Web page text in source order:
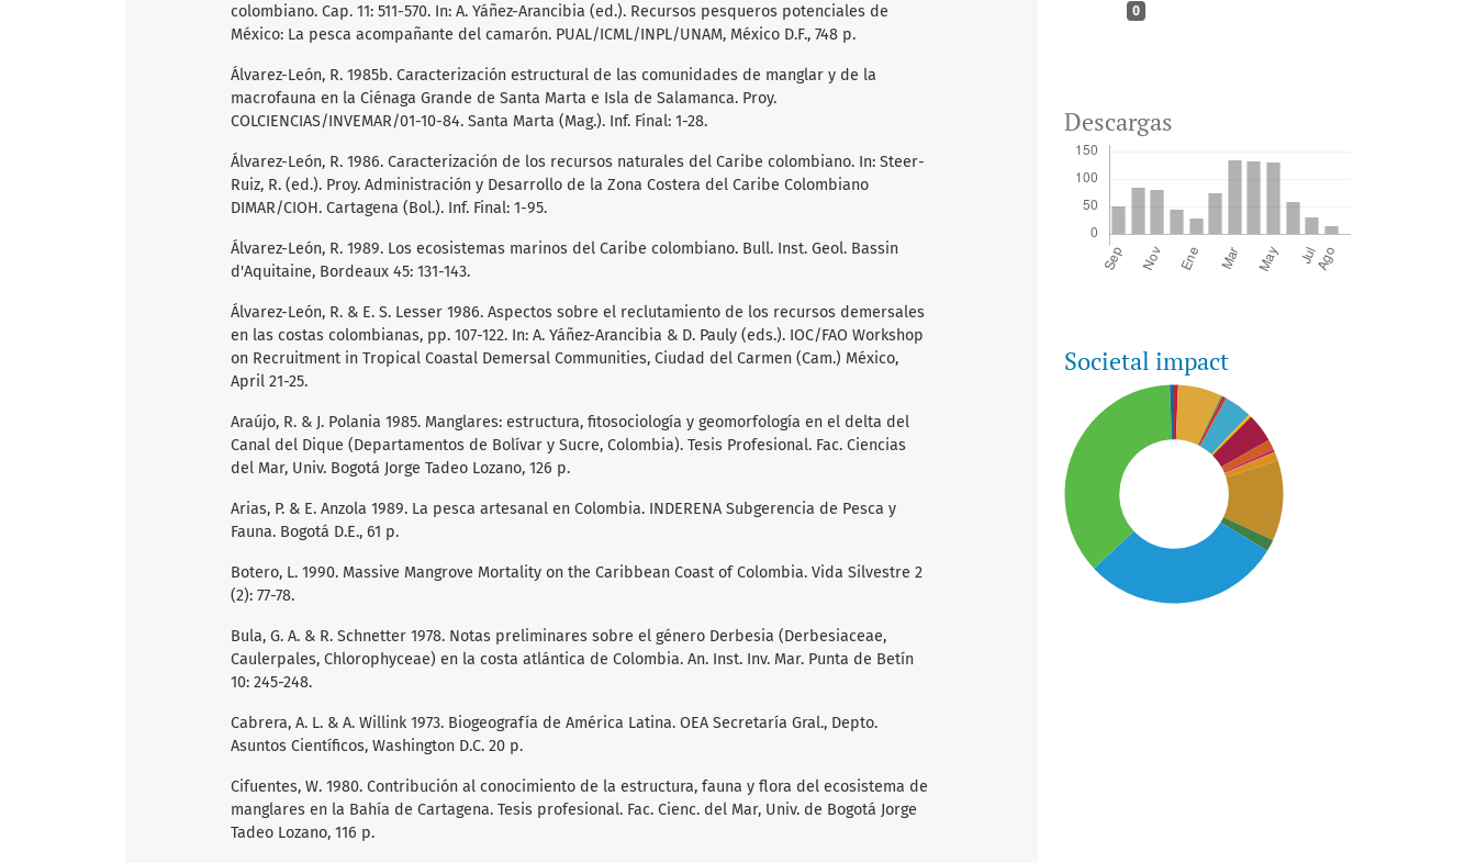
0
Descargas
Societal impact
colombiano. Cap. 11: 511-570. In: A. Yáñez-Arancibia (ed.). Recursos pesqueros potenciales de
México: La pesca acompañante del camarón. PUAL/ICML/INPL/UNAM, México D.F., 748 p.
Álvarez-León, R. 1985b. Caracterización estructural de las comunidades de manglar y de la
macrofauna en la Ciénaga Grande de Santa Marta e Isla de Salamanca. Proy.
COLCIENCIAS/INVEMAR/01-10-84. Santa Marta (Mag.). Inf. Final: 1-28.
Álvarez-León, R. 1986. Caracterización de los recursos naturales del Caribe colombiano. In: Steer-
Ruiz, R. (ed.). Proy. Administración y Desarrollo de la Zona Costera del Caribe Colombiano
DIMAR/CIOH. Cartagena (Bol.). Inf. Final: 1-95.
Álvarez-León, R. 1989. Los ecosistemas marinos del Caribe colombiano. Bull. Inst. Geol. Bassin
d'Aquitaine, Bordeaux 45: 131-143.
Álvarez-León, R. & E. S. Lesser 1986. Aspectos sobre el reclutamiento de los recursos demersales
en las costas colombianas, pp. 107-122. In: A. Yáñez-Arancibia & D. Pauly (eds.). IOC/FAO Workshop
on Recruitment in Tropical Coastal Demersal Communities, Ciudad del Carmen (Cam.) México,
April 21-25.
Araújo, R. & J. Polania 1985. Manglares: estructura, fitosociología y geomorfología en el delta del
Canal del Dique (Departamentos de Bolívar y Sucre, Colombia). Tesis Profesional. Fac. Ciencias
del Mar, Univ. Bogotá Jorge Tadeo Lozano, 126 p.
Arias, P. & E. Anzola 1989. La pesca artesanal en Colombia. INDERENA Subgerencia de Pesca y
Fauna. Bogotá D.E., 61 p.
Botero, L. 1990. Massive Mangrove Mortality on the Caribbean Coast of Colombia. Vida Silvestre 2
(2): 77-78.
Bula, G. A. & R. Schnetter 1978. Notas preliminares sobre el género Derbesia (Derbesiaceae,
Caulerpales, Chlorophyceae) en la costa atlántica de Colombia. An. Inst. Inv. Mar. Punta de Betín
10: 245-248.
Cabrera, A. L. & A. Willink 1973. Biogeografía de América Latina. OEA Secretaría Gral., Depto.
Asuntos Científicos, Washington D.C. 20 p.
Cifuentes, W. 1980. Contribución al conocimiento de la estructura, fauna y flora del ecosistema de
manglares en la Bahía de Cartagena. Tesis profesional. Fac. Cienc. del Mar, Univ. de Bogotá Jorge
Tadeo Lozano, 116 p.